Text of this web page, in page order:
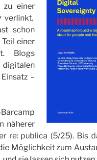
zu einer
verlinkt.
schon
einer
Blogs
–
näherer
re: publica (5/25). Bis
Möglichkeit zum